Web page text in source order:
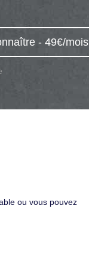
- 49€/mois
ou vous pouvez